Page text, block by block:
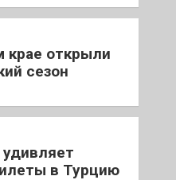
крае открыли
сезон
в Турцию